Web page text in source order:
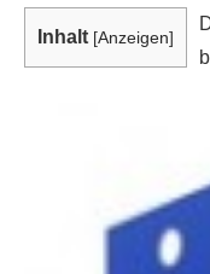
Inhalt [Anzeigen]